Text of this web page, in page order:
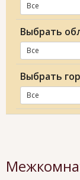
Все
Выбрать
Все
Выбрать
Все